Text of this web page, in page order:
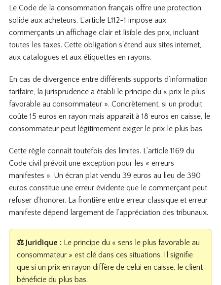
Le Code de la consommation français offre une protection
solide aux acheteurs. L’article L112-1 impose aux
commerçants un affichage clair et lisible des prix, incluant
toutes les taxes. Cette obligation s’étend aux sites internet,
aux catalogues et aux étiquettes en rayons.
En cas de divergence entre différents supports d’information
tarifaire, la jurisprudence a établi le principe du « prix le plus
favorable au consommateur ». Concrètement, si un produit
coûte 15 euros en rayon mais apparaît à 18 euros en caisse, le
consommateur peut légitimement exiger le prix le plus bas.
Cette règle connaît toutefois des limites. L’article 1169 du
Code civil prévoit une exception pour les « erreurs
manifestes ». Un écran plat vendu 39 euros au lieu de 390
euros constitue une erreur évidente que le commerçant peut
refuser d’honorer. La frontière entre erreur classique et erreur
manifeste dépend largement de l’appréciation des tribunaux.
⚖️ Juridique :Le principe du « sens le plus favorable au
consommateur » est clé dans ces situations. Il signifie
que si un prix en rayon diffère de celui en caisse, le client
bénéficie du plus bas.